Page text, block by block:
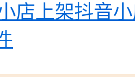
店上架抖音